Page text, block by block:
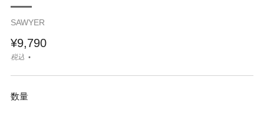
SAWYER
¥9,790
税込
数量